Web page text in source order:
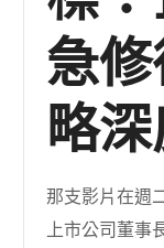
急
略
那支影片在週
上市公司董事